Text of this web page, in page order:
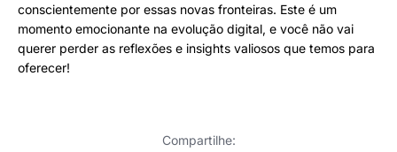
conscientemente por essas novas fronteiras. Este é um
momento emocionante na evolução digital, e você não vai
querer perder as reflexões e insights valiosos que temos para
oferecer!
Compartilhe: